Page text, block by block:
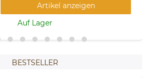
Artikel anzeigen
Auf Lager
BESTSELLER